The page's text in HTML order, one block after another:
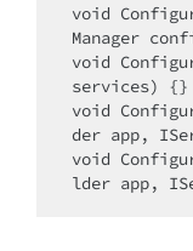
void
Manager
void
services) {}
void
der app,
void
lder app,